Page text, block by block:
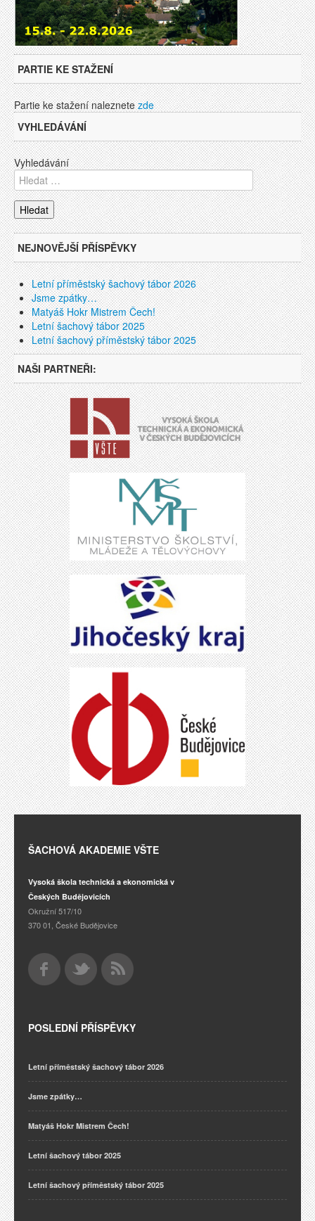
PARTIE KE STAŽENÍ
Partie ke stažení naleznetezde
VYHLEDÁVÁNÍ
Vyhledávání
NEJNOVĚJŠÍ PŘÍSPĚVKY
Letní příměstský šachový tábor 2026
Jsme zpátky…
Matyáš Hokr Mistrem Čech!
Letní šachový tábor 2025
Letní šachový příměstský tábor 2025
NAŠI PARTNEŘI:
ŠACHOVÁ AKADEMIE VŠTE
Vysoká škola technická a ekonomická v
Českých Budějovicích
Okružní 517/10
370 01, České Budějovice
POSLEDNÍ PŘÍSPĚVKY
Letní příměstský šachový tábor 2026
Jsme zpátky…
Matyáš Hokr Mistrem Čech!
Letní šachový tábor 2025
Letní šachový příměstský tábor 2025